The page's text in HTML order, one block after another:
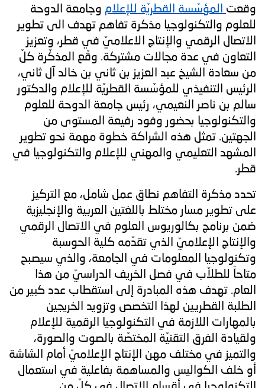
وقعت المؤسّسة القطريّة للإعلام وجامعة الدوحة
للعلوم والتكنولوجيا مذكرة تفاهم تهدف الى تطوير
الاتصال الرقمي والإنتاج الاعلاميّ في قطر، وتعزيز
التعاون في عدة مجالات مشتركة. وقّع المذكّرة كلّ
من سعادة الشيخ عبد العزيز بن ثاني بن خالد آل ثاني،
الرئيس التنفيذي للمؤسّسة القطريّة للإعلام والدكتور
سالم بن ناصر النعيمي، رئيس جامعة الدوحة للعلوم
والتكنولوجيا بحضور وفود رفيعة المستوى من
الجهتين. تمثل هذه الشراكة خطوة مهمة نحو تطوير
المشهد التعليمي والمهني للإعلام والتكنولوجيا في
قطر.
تحدد مذكرة التفاهم نطاق عمل شامل، مع التركيز
على تطوير مسار مختلط باللغتين العربية والإنجليزية
ضمن برنامج بكالوريوس العلوم في الاتصال الرقمي
والإنتاج الإعلاميّ الذي تقدّمه كلية الحوسبة
وتكنولوجيا المعلومات في الجامعة، والذي سيصبح
متاحاً للطلاّب في فصل الخريف الدراسيّ من هذا
العام. تهدف هذه المبادرة إلى استقطاب عدد كبير من
الطلبة القطريين لهذا التخصص وتزويد الخريجين
بالمهارات اللازمة في التكنولوجيا الرقمية للإعلام
ولقيادة الفرق التقنيّة المختصّة بالصوت والصورة،
والتميز في مختلف مهن الإنتاج الإعلاميّ أمام الشاشة
أو خلف الكواليس والمساهمة بفاعلية في استعمال
التكنولوجيا في أقسام الاتصال في كلّ من